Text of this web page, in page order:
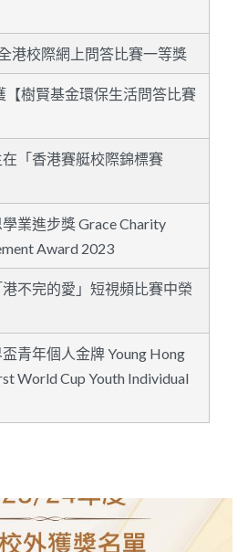
港校際網上問答比賽一等獎
【樹賢基金環保生活問答比賽
「香港賽艇校際錦標賽
業進步獎 Grace Charity
Award 2023
不完的愛」短視頻比賽中榮
青年個人金牌 Young Hong
World Cup Youth Individual